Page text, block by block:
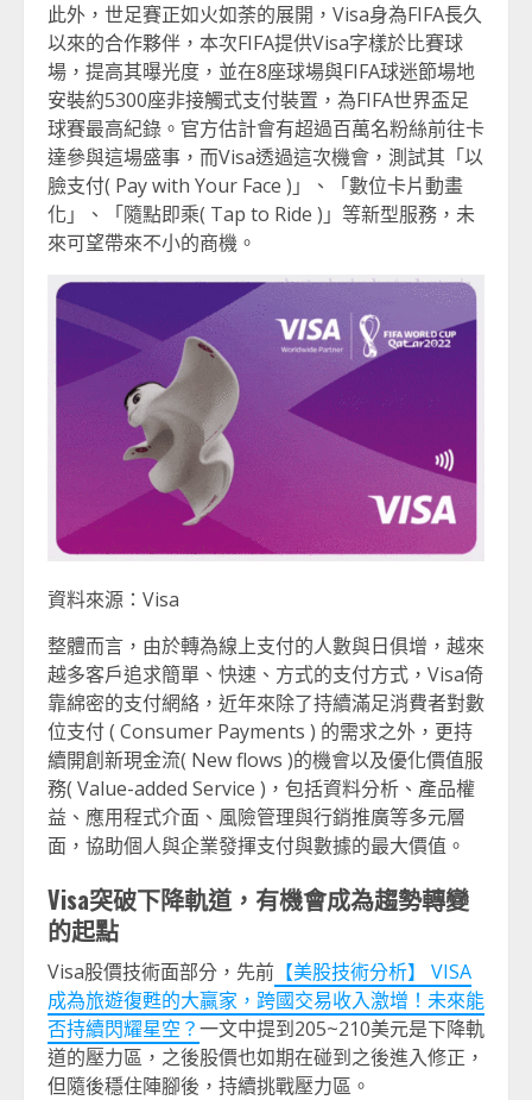
此外，世足賽正如火如荼的展開，Visa身為FIFA長久
以來的合作夥伴，本次FIFA提供Visa字樣於比賽球
場，提高其曝光度，並在8座球場與FIFA球迷節場地
安裝約5300座非接觸式支付裝置，為FIFA世界盃足
球賽最高紀錄。官方估計會有超過百萬名粉絲前往卡
達參與這場盛事，而Visa透過這次機會，測試其「以
臉支付( Pay with Your Face )」、「數位卡片動畫
化」、「隨點即乘( Tap to Ride )」等新型服務，未
來可望帶來不小的商機。
資料來源：Visa
整體而言，由於轉為線上支付的人數與日俱增，越來
越多客戶追求簡單、快速、方式的支付方式，Visa倚
靠綿密的支付網絡，近年來除了持續滿足消費者對數
位支付 ( Consumer Payments ) 的需求之外，更持
續開創新現金流( New flows )的機會以及優化價值服
務( Value-added Service )，包括資料分析、產品權
益、應用程式介面、風險管理與行銷推廣等多元層
面，協助個人與企業發揮支付與數據的最大價值。
Visa突破下降軌道，有機會成為趨勢轉變
的起點
Visa股價技術面部分，先前 【美股技術分析】 VISA
成為旅遊復甦的大贏家，跨國交易收入激增！未來能
否持續閃耀星空？一文中提到205~210美元是下降軌
道的壓力區，之後股價也如期在碰到之後進入修正，
但隨後穩住陣腳後，持續挑戰壓力區。